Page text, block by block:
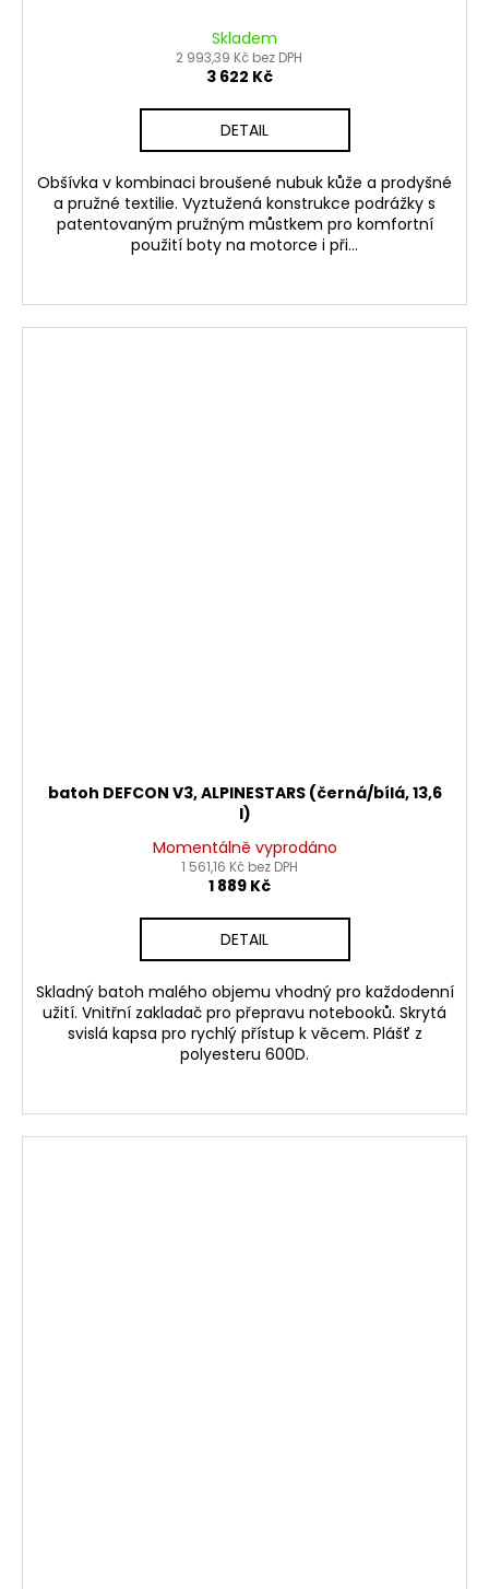
Skladem
2 993,39 Kč bez DPH
3 622 Kč
DETAIL
Obšívka v kombinaci broušené nubuk kůže a prodyšné
a pružné textilie. Vyztužená konstrukce podrážky s
patentovaným pružným můstkem pro komfortní
použití boty na motorce i při...
batoh DEFCON V3, ALPINESTARS (černá/bílá, 13,6
l)
Momentálně vyprodáno
1 561,16 Kč bez DPH
1 889 Kč
DETAIL
Skladný batoh malého objemu vhodný pro každodenní
užití. Vnitřní zakladač pro přepravu notebooků. Skrytá
svislá kapsa pro rychlý přístup k věcem. Plášť z
polyesteru 600D.